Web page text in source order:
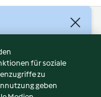
für soziale
zu
geben